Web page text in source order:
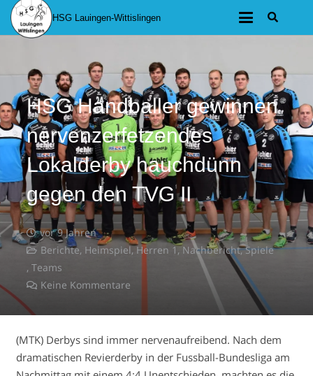
HSG Lauingen-Wittislingen
HSG Handballer gewinnen
nervenzerfetzendes
Lokalderby hauchdünn
gegen den TVG II
vor 9 Jahren
Berichte, Heimspiel,Herren 1,Nachbericht,Spiele
, Teams
Keine Kommentare
(MTK) Derbys sind immer nervenaufreibend. Nach dem
dramatischen Revierderby in der Fussball-Bundesliga am